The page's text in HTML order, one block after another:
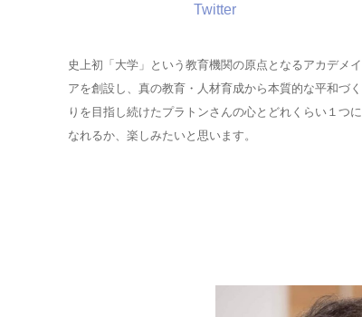
Twitter
史上初「大学」という教育機関の原点となるアカデメイ
アを創設し、真の教育・人材育成から本質的な平和づく
りを目指し続けたプラトンさんの心とどれくらい１つに
なれるか、楽しみたいと思います。